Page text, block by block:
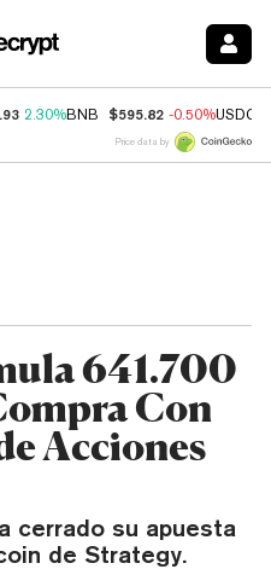
2.30%BNB $595.82 -0.50%USDC
Price data by
641.700
Con
Acciones
cerrado su apuesta
de Strategy.